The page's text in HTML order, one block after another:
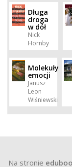
Długa
droga
w dół
Nick
Hornby
Molekuły
emocji
Janusz
Leon
Wiśniewski
Na stronie